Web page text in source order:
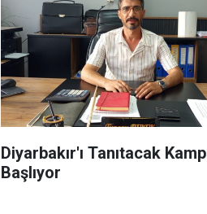
Diyarbakır'ı Tanıtacak
Başlıyor